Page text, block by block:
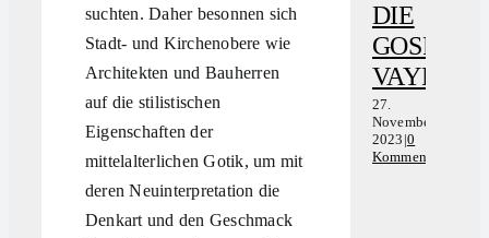
suchten. Daher besonnen sich
Stadt- und Kirchenobere wie
Architekten und Bauherren
auf die stilistischen
Eigenschaften der
mittelalterlichen Gotik, um mit
deren Neuinterpretation die
Denkart und den Geschmack
DIE
27.
November
2023 |0
Kommentare